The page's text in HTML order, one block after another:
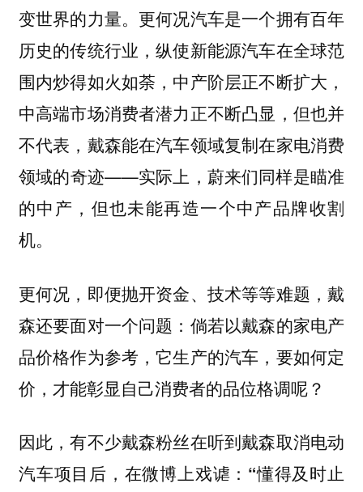
变世界的力量。更何况汽车是一个拥有百年
历史的传统行业，纵使新能源汽车在全球范
围内炒得如火如荼，中产阶层正不断扩大，
中高端市场消费者潜力正不断凸显，但也并
不代表，戴森能在汽车领域复制在家电消费
领域的奇迹——实际上，蔚来们同样是瞄准
的中产，但也未能再造一个中产品牌收割
机。
更何况，即便抛开资金、技术等等难题，戴
森还要面对一个问题：倘若以戴森的家电产
品价格作为参考，它生产的汽车，要如何定
价，才能彰显自己消费者的品位格调呢？
因此，有不少戴森粉丝在听到戴森取消电动
汽车项目后，在微博上戏谑： “懂得及时止